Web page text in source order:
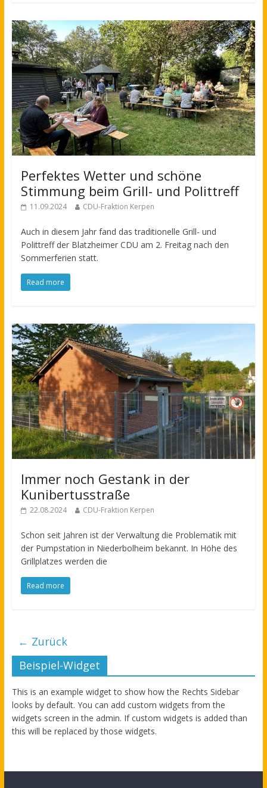
Perfektes Wetter und schöne
Stimmung beim Grill- und Polittreff
11.09.2024 CDU-Fraktion Kerpen
Auch in diesem Jahr fand das traditionelle Grill- und
Polittreff der Blatzheimer CDU am 2. Freitag nach den
Sommerferien statt.
Read more
Immer noch Gestank in der
Kunibertusstraße
22.08.2024 CDU-Fraktion Kerpen
Schon seit Jahren ist der Verwaltung die Problematik mit
der Pumpstation in Niederbolheim bekannt. In Höhe des
Grillplatzes werden die
Read more
← Zurück
Beispiel-Widget
This is an example widget to show how the Rechts Sidebar
looks by default. You can add custom widgets from the
widgets screen in the admin. If custom widgets is added than
this will be replaced by those widgets.